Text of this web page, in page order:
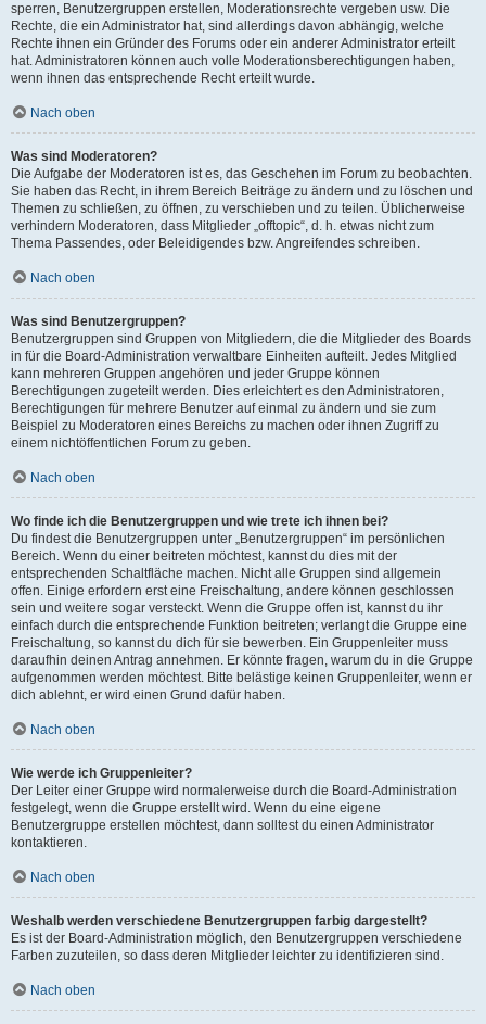
sperren, Benutzergruppen erstellen, Moderationsrechte vergeben usw. Die
Rechte, die ein Administrator hat, sind allerdings davon abhängig, welche
Rechte ihnen ein Gründer des Forums oder ein anderer Administrator erteilt
hat. Administratoren können auch volle Moderationsberechtigungen haben,
wenn ihnen das entsprechende Recht erteilt wurde.
Nach oben
Was sind Moderatoren?
Die Aufgabe der Moderatoren ist es, das Geschehen im Forum zu beobachten.
Sie haben das Recht, in ihrem Bereich Beiträge zu ändern und zu löschen und
Themen zu schließen, zu öffnen, zu verschieben und zu teilen. Üblicherweise
verhindern Moderatoren, dass Mitglieder „offtopic“, d. h. etwas nicht zum
Thema Passendes, oder Beleidigendes bzw. Angreifendes schreiben.
Nach oben
Was sind Benutzergruppen?
Benutzergruppen sind Gruppen von Mitgliedern, die die Mitglieder des Boards
in für die Board-Administration verwaltbare Einheiten aufteilt. Jedes Mitglied
kann mehreren Gruppen angehören und jeder Gruppe können
Berechtigungen zugeteilt werden. Dies erleichtert es den Administratoren,
Berechtigungen für mehrere Benutzer auf einmal zu ändern und sie zum
Beispiel zu Moderatoren eines Bereichs zu machen oder ihnen Zugriff zu
einem nichtöffentlichen Forum zu geben.
Nach oben
Wo finde ich die Benutzergruppen und wie trete ich ihnen bei?
Du findest die Benutzergruppen unter „Benutzergruppen“ im persönlichen
Bereich. Wenn du einer beitreten möchtest, kannst du dies mit der
entsprechenden Schaltfläche machen. Nicht alle Gruppen sind allgemein
offen. Einige erfordern erst eine Freischaltung, andere können geschlossen
sein und weitere sogar versteckt. Wenn die Gruppe offen ist, kannst du ihr
einfach durch die entsprechende Funktion beitreten; verlangt die Gruppe eine
Freischaltung, so kannst du dich für sie bewerben. Ein Gruppenleiter muss
daraufhin deinen Antrag annehmen. Er könnte fragen, warum du in die Gruppe
aufgenommen werden möchtest. Bitte belästige keinen Gruppenleiter, wenn er
dich ablehnt, er wird einen Grund dafür haben.
Nach oben
Wie werde ich Gruppenleiter?
Der Leiter einer Gruppe wird normalerweise durch die Board-Administration
festgelegt, wenn die Gruppe erstellt wird. Wenn du eine eigene
Benutzergruppe erstellen möchtest, dann solltest du einen Administrator
kontaktieren.
Nach oben
Weshalb werden verschiedene Benutzergruppen farbig dargestellt?
Es ist der Board-Administration möglich, den Benutzergruppen verschiedene
Farben zuzuteilen, so dass deren Mitglieder leichter zu identifizieren sind.
Nach oben